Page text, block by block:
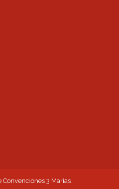
3 Marías